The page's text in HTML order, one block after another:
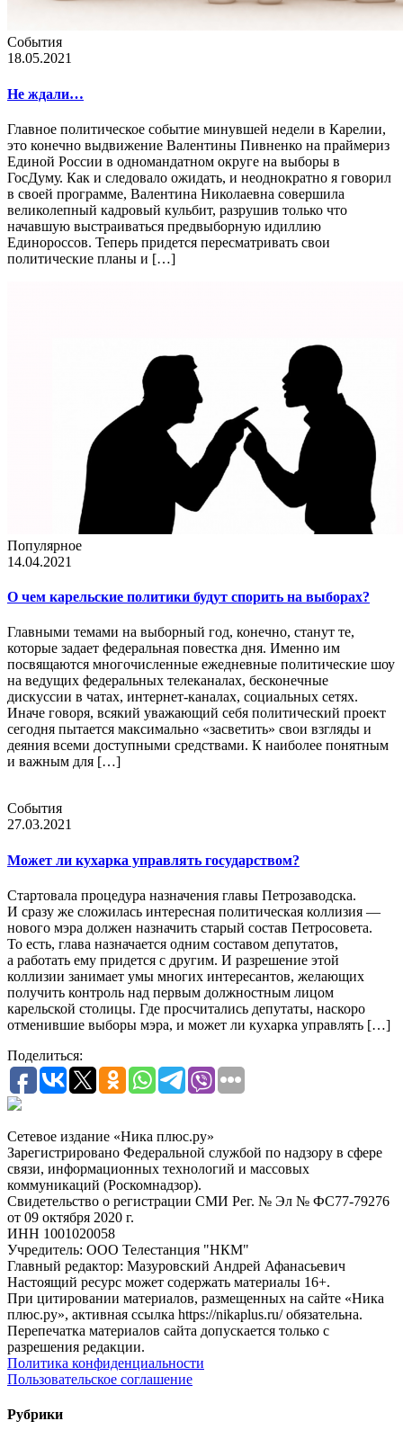
События
18.05.2021
Не ждали…
Главное политическое событие минувшей недели в Карелии,
это конечно выдвижение Валентины Пивненко на праймериз
Единой России в одномандатном округе на выборы в
ГосДуму. Как и следовало ожидать, и неоднократно я говорил
в своей программе, Валентина Николаевна совершила
великолепный кадровый кульбит, разрушив только что
начавшую выстраиваться предвыборную идиллию
Единороссов. Теперь придется пересматривать свои
политические планы и […]
Популярное
14.04.2021
О чем карельские политики будут спорить на выборах?
Главными темами на выборный год, конечно, станут те,
которые задает федеральная повестка дня. Именно им
посвящаются многочисленные ежедневные политические шоу
на ведущих федеральных телеканалах, бесконечные
дискуссии в чатах, интернет-каналах, социальных сетях.
Иначе говоря, всякий уважающий себя политический проект
сегодня пытается максимально «засветить» свои взгляды и
деяния всеми доступными средствами. К наиболее понятным
и важным для […]
События
27.03.2021
Может ли кухарка управлять государством?
Стартовала процедура назначения главы Петрозаводска.
И сразу же сложилась интересная политическая коллизия —
нового мэра должен назначить старый состав Петросовета.
То есть, глава назначается одним составом депутатов,
а работать ему придется с другим. И разрешение этой
коллизии занимает умы многих интересантов, желающих
получить контроль над первым должностным лицом
карельской столицы. Где просчитались депутаты, наскоро
отменившие выборы мэра, и может ли кухарка управлять […]
Поделиться:
Сетевое издание «Ника плюс.ру»
Зарегистрировано Федеральной службой по надзору в сфере
связи, информационных технологий и массовых
коммуникаций (Роскомнадзор).
Свидетельство о регистрации СМИ Рег. № Эл № ФС77-79276
от 09 октября 2020 г.
ИНН 1001020058
Учредитель: ООО Телестанция "НКМ"
Главный редактор: Мазуровский Андрей Афанасьевич
Настоящий ресурс может содержать материалы 16+.
При цитировании материалов, размещенных на сайте «Ника
плюс.ру», активная ссылка https://nikaplus.ru/ обязательна.
Перепечатка материалов сайта допускается только с
разрешения редакции.
Политика конфиденциальности
Пользовательское соглашение
Рубрики